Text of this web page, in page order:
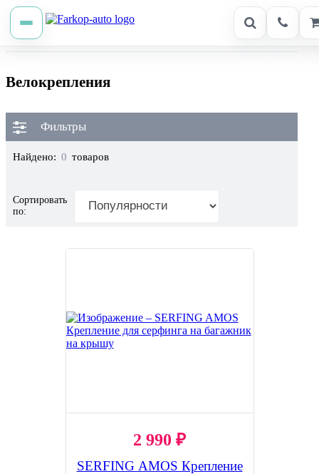
Велокрепления
Фильтры
Найдено: 0 товаров
Сортировать
по:
2 990 ₽
SERFING AMOS Крепление